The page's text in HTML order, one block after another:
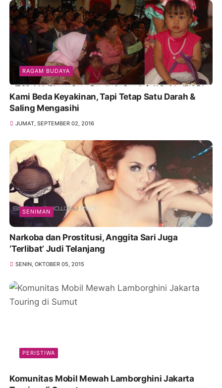
RAGAM BUDAYA
Kami Beda Keyakinan, Tapi Tetap Satu Darah &
Saling Mengasihi
JUMAT, SEPTEMBER 02, 2016
SENIMAN
Narkoba dan Prostitusi, Anggita Sari Juga
‘Terlibat’ Judi Telanjang
SENIN, OKTOBER 05, 2015
PERISTIWA
Komunitas Mobil Mewah Lamborghini Jakarta